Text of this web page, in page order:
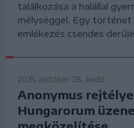
találkozása a halállal
mélységgel. Egy történet
emlékezés csendes
2025. október 28., kedd
Anonymus rejtélye
Hungarorum